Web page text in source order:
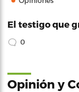
El testigo que
0
Opinión y